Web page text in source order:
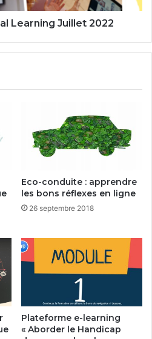
Learning Juillet 2022
Eco-conduite : apprendre
les bons réflexes en ligne
26 septembre 2018
Plateforme e-learning
« Aborder le Handicap